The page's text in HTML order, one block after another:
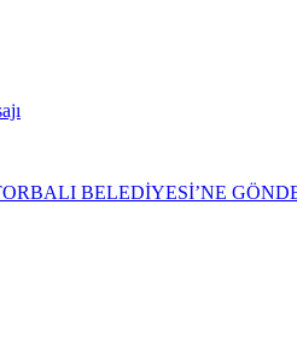
BELEDİYESİ’NE